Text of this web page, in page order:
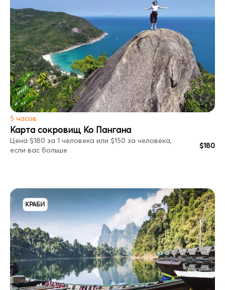
5 часов
Карта сокровищ Ко Пангана
Цена $180 за 1 человека или $150 за человека,
если вас больше
$180
КРАБИ